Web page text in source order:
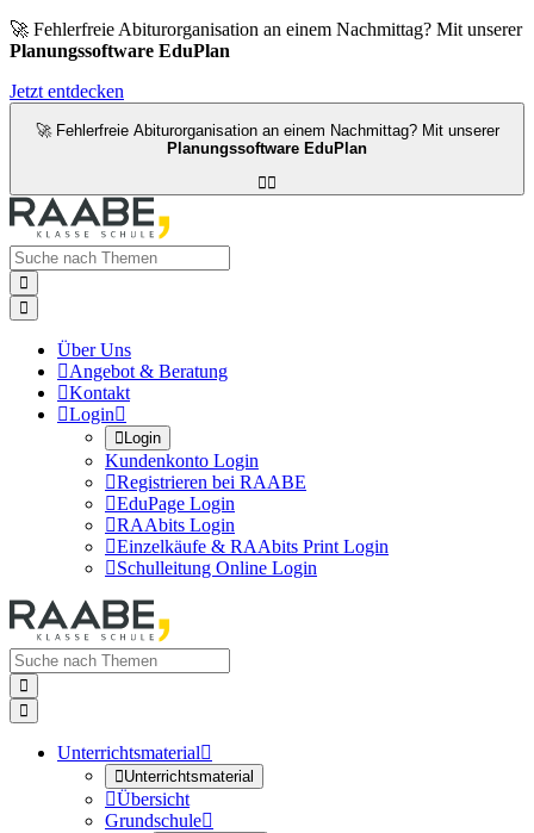
🚀 Fehlerfreie Abiturorganisation an einem Nachmittag? Mit unserer
Planungssoftware EduPlan
Jetzt entdecken
🚀 Fehlerfreie Abiturorganisation an einem Nachmittag? Mit unserer
Planungssoftware EduPlan



Über Uns
Angebot & Beratung
Kontakt
Login
Login
Kundenkonto Login
Registrieren bei RAABE
EduPage Login
RAAbits Login
Einzelkäufe & RAAbits Print Login
Schulleitung Online Login


Unterrichtsmaterial
Unterrichtsmaterial
Übersicht
Grundschule